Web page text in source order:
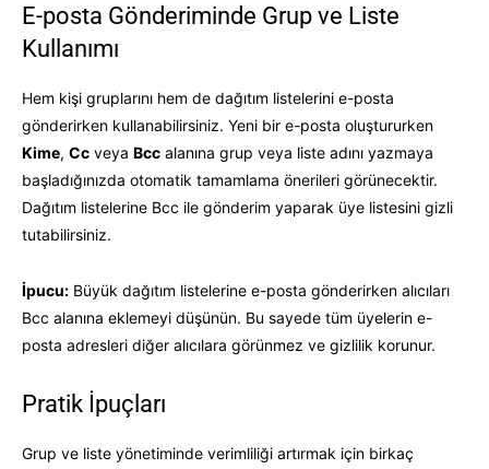
E-posta Gönderiminde Grup ve Liste
Kullanımı
Hem kişi gruplarını hem de dağıtım listelerini e-posta
gönderirken kullanabilirsiniz. Yeni bir e-posta oluştururken
Kime, Cc veya Bcc alanına grup veya liste adını yazmaya
başladığınızda otomatik tamamlama önerileri görünecektir.
Dağıtım listelerine Bcc ile gönderim yaparak üye listesini gizli
tutabilirsiniz.
İpucu: Büyük dağıtım listelerine e-posta gönderirken alıcıları
Bcc alanına eklemeyi düşünün. Bu sayede tüm üyelerin e-
posta adresleri diğer alıcılara görünmez ve gizlilik korunur.
Pratik İpuçları
Grup ve liste yönetiminde verimliliği artırmak için birkaç